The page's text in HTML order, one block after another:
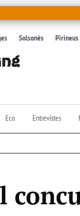
Solsonès Pirineus
Eco Entrevistes